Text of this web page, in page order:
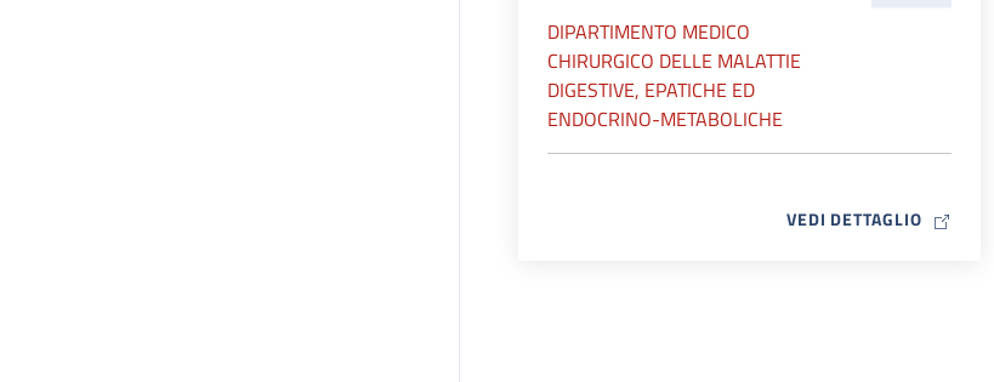
DIPARTIMENTO MEDICO
CHIRURGICO DELLE MALATTIE
DIGESTIVE, EPATICHE ED
ENDOCRINO-METABOLICHE
VEDI DETTAGLIOMAP ICON